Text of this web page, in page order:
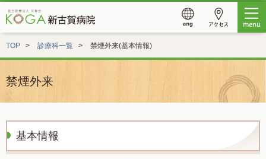
TOP 診療科一覧 禁煙外来(基本情報)
禁煙外来
基本情報